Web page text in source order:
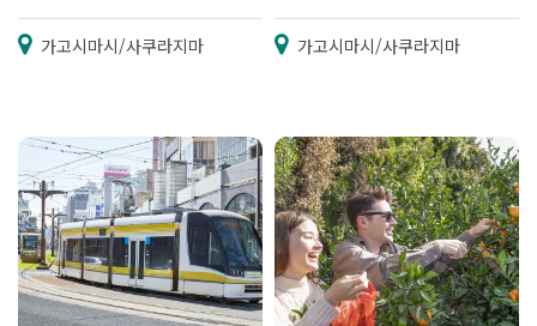
가고시마시/사쿠라지마 가고시마시/사쿠라지마